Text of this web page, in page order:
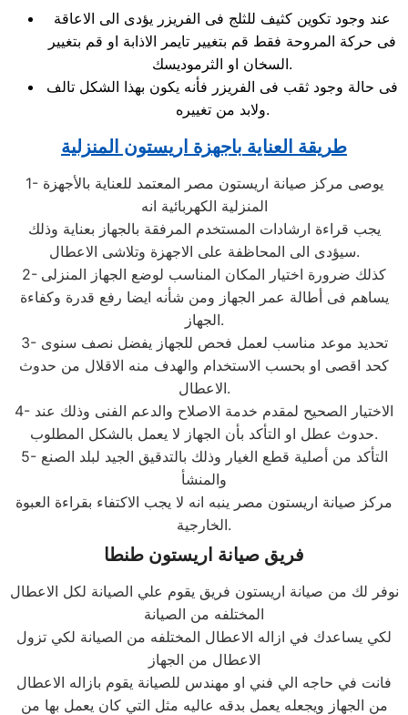
عند وجود تكوين كثيف للثلج فى الفريزر يؤدى الى الاعاقة
فى حركة المروحة فقط قم بتغيير تايمر الاذابة او قم بتغيير
السخان او الثرموديسك.
فى حالة وجود ثقب فى الفريزر فأنه يكون بهذا الشكل تالف
ولابد من تغييره.
طريقة العناية باجهزة اريستون المنزلية
1- يوصى مركز صيانة اريستون مصر المعتمد للعناية بالأجهزة
المنزلية الكهربائية انه
يجب قراءة ارشادات المستخدم المرفقة بالجهاز بعناية وذلك
سيؤدى الى المحاظفة على الاجهزة وتلاشى الاعطال.
2- كذلك ضرورة اختيار المكان المناسب لوضع الجهاز المنزلى
يساهم فى أطالة عمر الجهاز ومن شأنه ايضا رفع قدرة وكفاءة
الجهاز.
3- تحديد موعد مناسب لعمل فحص للجهاز يفضل نصف سنوى
كحد اقصى او بحسب الاستخدام والهدف منه الاقلال من حدوث
الاعطال.
4- الاختيار الصحيح لمقدم خدمة الاصلاح والدعم الفنى وذلك عند
حدوث عطل او التأكد بأن الجهاز لا يعمل بالشكل المطلوب.
5- التأكد من أصلية قطع الغيار وذلك بالتدقيق الجيد لبلد الصنع
والمنشأ
مركز صيانة اريستون مصر ينبه انه لا يجب الاكتفاء بقراءة العبوة
الخارجية.
فريق صيانة اريستون طنطا
نوفر لك من صيانة اريستون فريق يقوم علي الصيانة لكل الاعطال
المختلفه من الصيانة
لكي يساعدك في ازاله الاعطال المختلفه من الصيانة لكي تزول
الاعطال من الجهاز
فانت في حاجه الي فني او مهندس للصيانة يقوم بازاله الاعطال
من الجهاز ويجعله يعمل بدقه عاليه مثل التي كان يعمل بها من